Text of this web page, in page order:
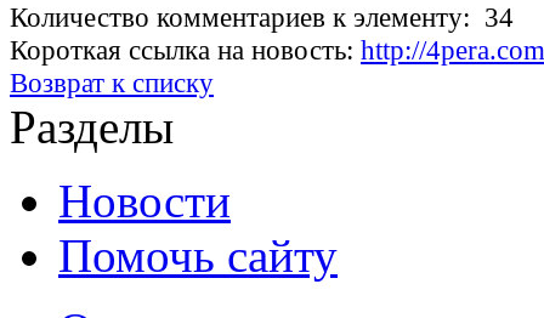
Количество комментариев к элементу: 34
Короткая ссылка на новость: http://
Возврат к списку
Разделы
Новости
Помочь сайту